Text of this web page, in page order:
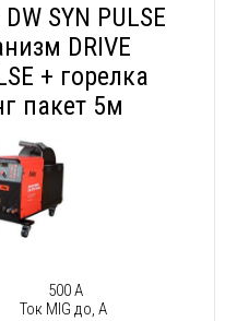
SYN PULSE
DRIVE
+ горелка
пакет 5м
500 А
Ток MIG до, А